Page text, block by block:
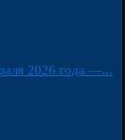
2026 года —...